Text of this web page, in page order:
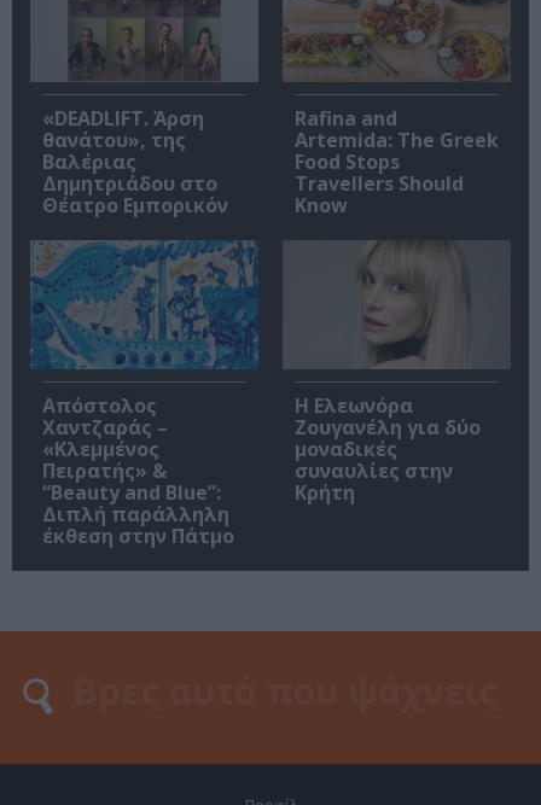
«DEADLIFT. Άρση
θανάτου», της
Βαλέριας
Δημητριάδου στο
Θέατρο Εμπορικόν
Rafina and
Artemida: The Greek
Food Stops
Travellers Should
Know
Απόστολος
Χαντζαράς –
«Κλεμμένος
Πειρατής» &
“Beauty and Blue”:
Διπλή παράλληλη
έκθεση στην Πάτμο
Η Ελεωνόρα
Ζουγανέλη για δύο
μοναδικές
συναυλίες στην
Κρήτη